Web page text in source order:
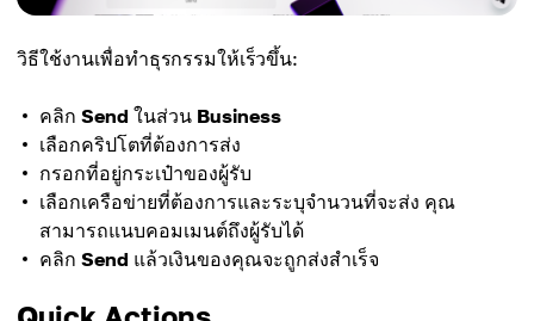
วิธีใช้งานเพื่อทำธุรกรรมให้เร็วขึ้น:
คลิก Send ในส่วน Business
เลือกคริปโตที่ต้องการส่ง
กรอกที่อยู่กระเป๋าของผู้รับ
เลือกเครือข่ายที่ต้องการและระบุจำนวนที่จะส่ง คุณ
สามารถแนบคอมเมนต์ถึงผู้รับได้
คลิก Send แล้วเงินของคุณจะถูกส่งสำเร็จ